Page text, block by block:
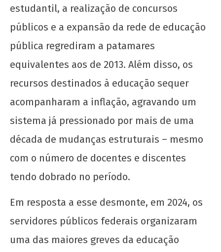
estudantil, a realização de concursos
públicos e a expansão da rede de educação
pública regrediram a patamares
equivalentes aos de 2013. Além disso, os
recursos destinados à educação sequer
acompanharam a inflação, agravando um
sistema já pressionado por mais de uma
década de mudanças estruturais – mesmo
com o número de docentes e discentes
tendo dobrado no período.
Em resposta a esse desmonte, em 2024, os
servidores públicos federais organizaram
uma das maiores greves da educação